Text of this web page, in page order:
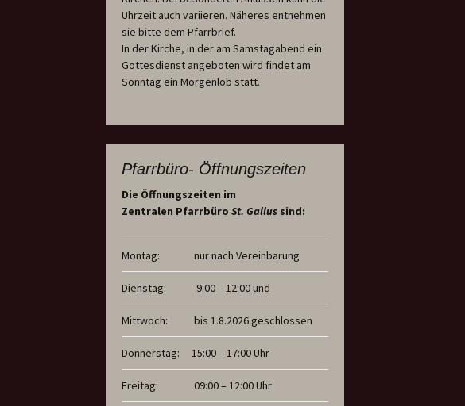
Uhrzeit auch variieren. Näheres entnehmen
sie bitte dem Pfarrbrief.
In der Kirche, in der am Samstagabend ein
Gottesdienst angeboten wird findet am
Sonntag ein Morgenlob statt.
Pfarrbüro- Öffnungszeiten
Die Öffnungszeiten im
Zentralen Pfarrbüro St. Gallus sind:
Montag: nur nach Vereinbarung
Dienstag: 9:00 – 12:00 und
Mittwoch: bis 1.8.2026 geschlossen
Donnerstag: 15:00 – 17:00 Uhr
Freitag: 09:00 – 12:00 Uhr